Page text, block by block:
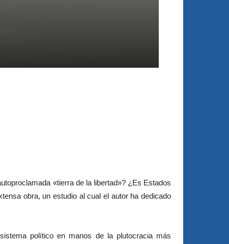
«tierra de la libertad»? ¿Es Estados
obra, un estudio al cual el autor ha dedicado
político en manos de la plutocracia más